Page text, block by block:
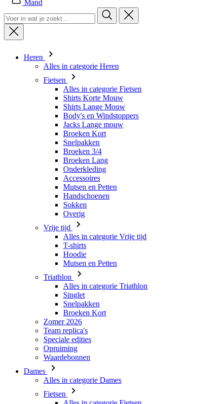
Heren
Alles in categorie Heren
Shirts Lange Mouw
Body's en Windstoppers
Jacks Lange mouw
Broeken Kort
Snelpakken
Broeken 3/4
Broeken Lang
Onderkleding
Accessoires
Mutsen en Petten
Handschoenen
Sokken
Overig
Vrije tijd
Alles in categorie Vrije tijd
T-shirts
Hoodie
Mutsen en Petten
Triathlon
Alles in categorie Triathlon
Singlet
Snelpakken
Broeken Kort
Zomer 2026
Team replica's
Speciale edities
Opruiming
Waardebonnen
Dames
Alles in categorie Dames
Fietsen
Alles in categorie Fietsen
Shirts Lange Mouw
Body's en Windstoppers
Jacks Lange Mouw